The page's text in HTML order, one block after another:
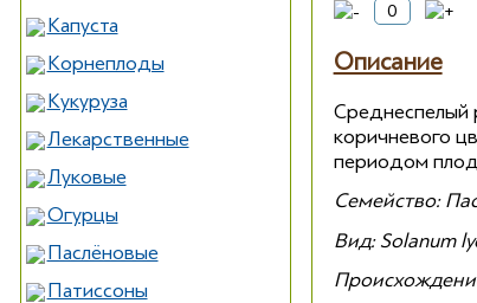
Капуста
Корнеплоды
Кукуруза
Лекарственные
Луковые
Огурцы
Паслёновые
Патиссоны
Описание
Среднеспелый
коричневого
периодом
Семейство:
Вид: Solanum